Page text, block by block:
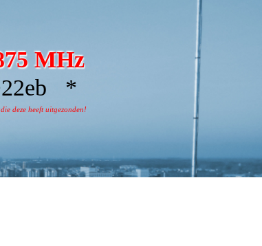
MHz
*
deze heeft uitgezonden!